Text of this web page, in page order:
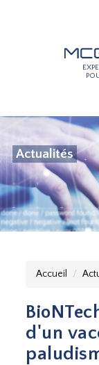
Actualités
Accueil
d'un